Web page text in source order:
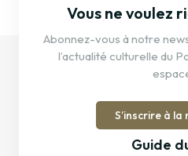
Vous ne voulez
Abonnez-vous à notre
l’actualité culturelle du
S’inscrire à
Guide